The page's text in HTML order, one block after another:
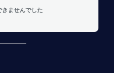
きませんでした